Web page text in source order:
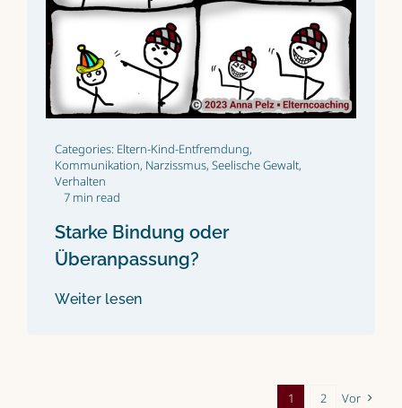
Categories: Eltern-Kind-Entfremdung,
Kommunikation, Narzissmus,Seelische Gewalt,
Verhalten
7 min read
Starke Bindung oder
Überanpassung?
Weiter lesen
1 2 Vor